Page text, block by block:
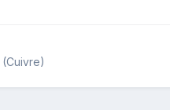
(Cuivre)